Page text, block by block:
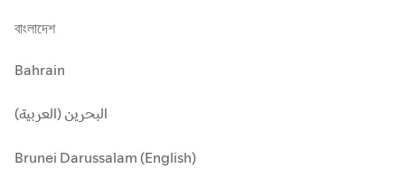
বাংলাদেশ
Bahrain
البحرين (العربية)
Brunei Darussalam (English)